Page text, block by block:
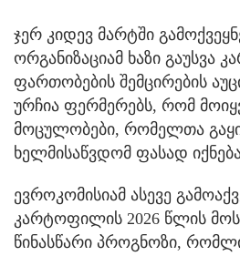
ჯერ კიდევ მარტში
ორგანიზაციამ ხაზი გაუსვა
ფართობების შემცირების
ურჩია ფერმერებს, რომ
მოცულობები, რომელთა
ხელმისაწვდომ ფასად
ევროკომისიამ ასევე
კარტოფილის 2026 წლის
წინასწარი პროგნოზი,